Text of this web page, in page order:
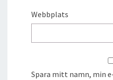
Webbplats
Spara mitt namn, min